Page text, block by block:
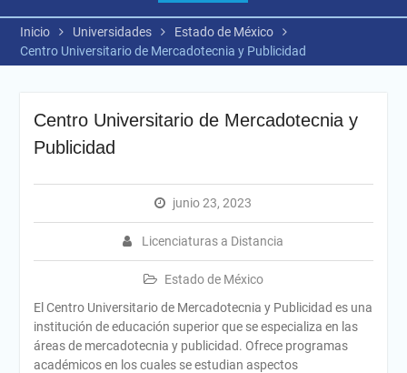
Inicio Universidades
Estado de México
Centro Universitario de Mercadotecnia y Publicidad
Centro Universitario de Mercadotecnia y
Publicidad
junio 23, 2023
Licenciaturas a Distancia
Estado de México
El Centro Universitario de Mercadotecnia y Publicidad es una
institución de educación superior que se especializa en las
áreas de mercadotecnia y publicidad. Ofrece programas
académicos en los cuales se estudian aspectos